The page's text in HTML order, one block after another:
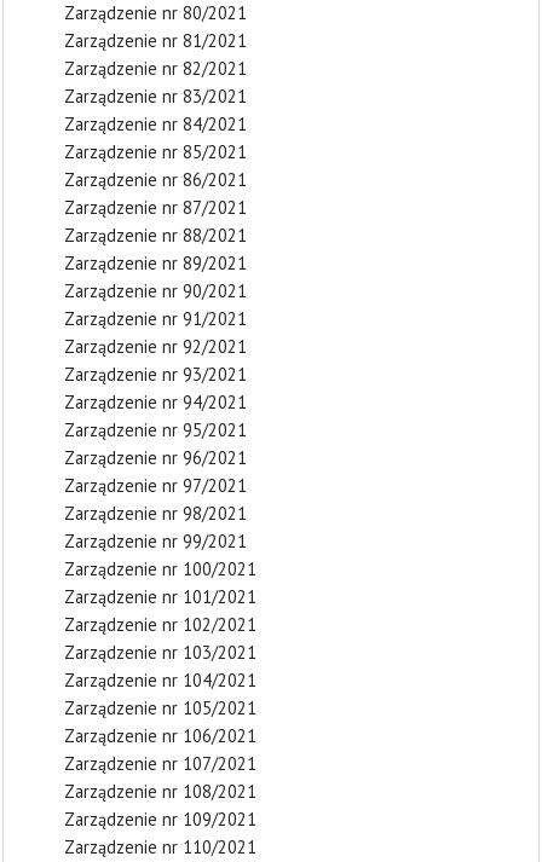
Zarządzenie nr 80/2021
Zarządzenie nr 81/2021
Zarządzenie nr 82/2021
Zarządzenie nr 83/2021
Zarządzenie nr 84/2021
Zarządzenie nr 85/2021
Zarządzenie nr 86/2021
Zarządzenie nr 87/2021
Zarządzenie nr 88/2021
Zarządzenie nr 89/2021
Zarządzenie nr 90/2021
Zarządzenie nr 91/2021
Zarządzenie nr 92/2021
Zarządzenie nr 93/2021
Zarządzenie nr 94/2021
Zarządzenie nr 95/2021
Zarządzenie nr 96/2021
Zarządzenie nr 97/2021
Zarządzenie nr 98/2021
Zarządzenie nr 99/2021
Zarządzenie nr 100/2021
Zarządzenie nr 101/2021
Zarządzenie nr 102/2021
Zarządzenie nr 103/2021
Zarządzenie nr 104/2021
Zarządzenie nr 105/2021
Zarządzenie nr 106/2021
Zarządzenie nr 107/2021
Zarządzenie nr 108/2021
Zarządzenie nr 109/2021
Zarządzenie nr 110/2021